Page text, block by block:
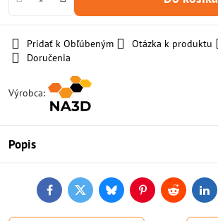
Pridať k Obľúbeným Otázka k produktu
Doručenia
Výrobca:
Popis
FacebookTwitterBlueskyPinterestReddit